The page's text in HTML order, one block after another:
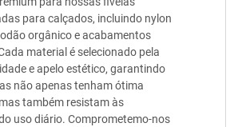
para calçados, incluindo nylon
orgânico e acabamentos
material é selecionado pela
e apelo estético, garantindo
não apenas tenham ótima
também resistam às
uso diário. Comprometemo-nos